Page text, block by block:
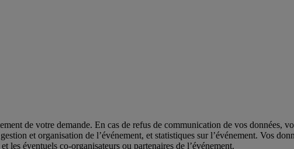
de votre demande. En cas de refus de communication de vos données,
et organisation de l’événement, et statistiques sur l’événement. Vos
les éventuels co-organisateurs ou partenaires de l’événement.